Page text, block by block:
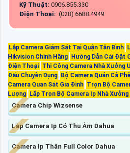
Kỹ Thuật: 0906.855.330
Điện Thoại: (028) 6688.4949
Lắp Camera Giám Sát Tại Quận Tân Bình
Hikvision Chính Hãng
Hướng Dẫn Cài Đặt
Điện Thoại Thi Công Camera Nhà Xưởng
Đấu Chuyên Dụng
Bộ Camera Quán Cà
Camera Quan Sát Gia Đình Trọn Bộ
Lượng
Lắp Trọn Bộ Camera Ip Nhà Xưởng
Camera Chip Wizsense
Lắp Camera Ip Có Thu Âm Dahua
Camera Ip Thân Full Color Dahua